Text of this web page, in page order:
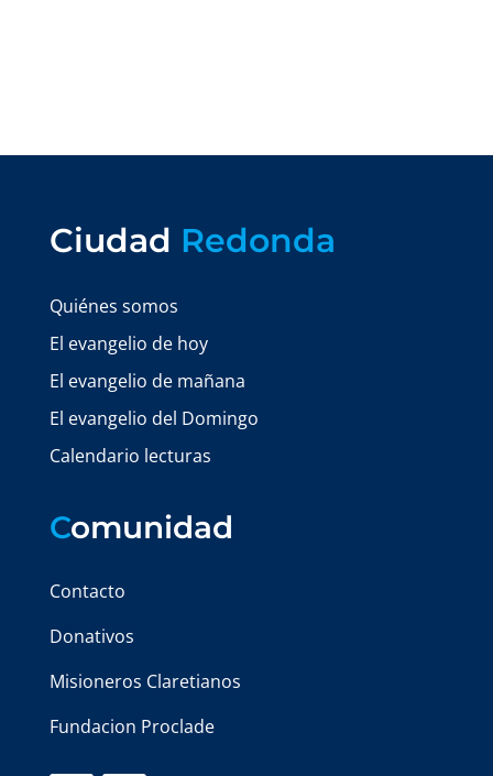
Ciudad Redonda
Quiénes somos
El evangelio de hoy
El evangelio de mañana
El evangelio del Domingo
Calendario lecturas
Comunidad
Contacto
Donativos
Misioneros Claretianos
Fundacion Proclade